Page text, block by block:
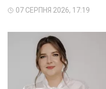
07 СЕРПНЯ 2026, 17:19